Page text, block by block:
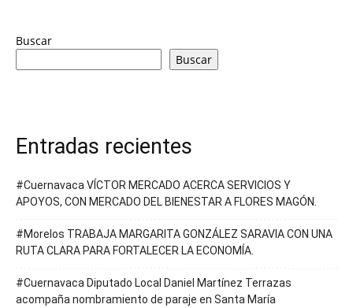
Buscar
Buscar
Entradas recientes
#Cuernavaca VÍCTOR MERCADO ACERCA SERVICIOS Y
APOYOS, CON MERCADO DEL BIENESTAR A FLORES MAGÓN.
#Morelos TRABAJA MARGARITA GONZÁLEZ SARAVIA CON UNA
RUTA CLARA PARA FORTALECER LA ECONOMÍA.
#Cuernavaca Diputado Local Daniel Martínez Terrazas
acompaña nombramiento de paraje en Santa María